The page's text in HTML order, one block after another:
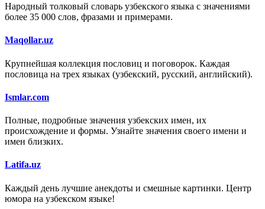
Народный толковый словарь узбекского языка с значениями
более 35 000 слов, фразами и примерами.
Maqollar.uz
Крупнейшая коллекция пословиц и поговорок. Каждая
пословица на трех языках (узбекский, русский, английский).
Ismlar.com
Полные, подробные значения узбекских имен, их
происхождение и формы. Узнайте значения своего имени и
имен близких.
Latifa.uz
Каждый день лучшие анекдоты и смешные картинки. Центр
юмора на узбекском языке!